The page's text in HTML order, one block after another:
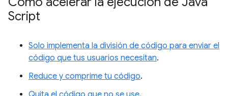
Script
Solo implementa la división de código para enviar el
código que tus usuarios necesitan.
Reduce y comprime tu código.